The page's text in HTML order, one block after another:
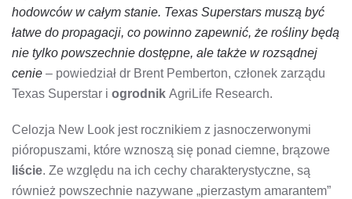
hodowców w całym stanie. Texas Superstars muszą być
łatwe do propagacji, co powinno zapewnić, że rośliny będą
nie tylko powszechnie dostępne, ale także w rozsądnej
cenie – powiedział dr Brent Pemberton, członek zarządu
Texas Superstar i ogrodnik AgriLife Research.
Celozja New Look jest rocznikiem z jasnoczerwonymi
pióropuszami, które wznoszą się ponad ciemne, brązowe
liście. Ze względu na ich cechy charakterystyczne, są
również powszechnie nazywane „pierzastym amarantem”